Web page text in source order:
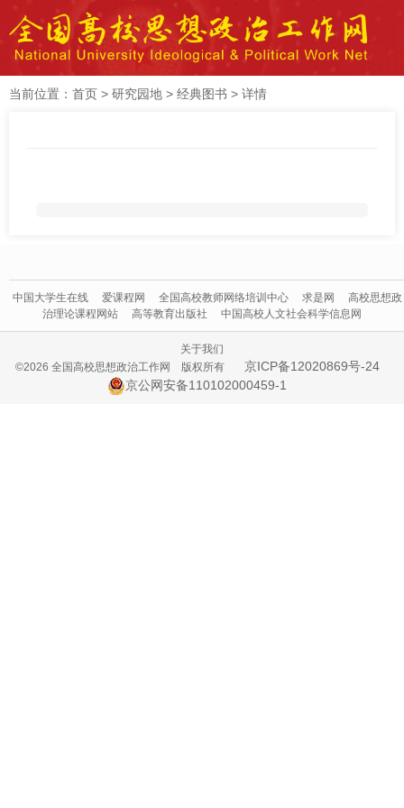
当前位置： 首页 > 研究园地 > 经典图书 > 详情
中国大学生在线 爱课程网 全国高校教师网络培训中心 求是网
高校思想政
治理论课程网站
高等教育出版社 中国高校人文社会科学信息网
关于我们
©2026 全国高校思想政治工作网 版权所有
京ICP备12020869号-24
京公网安备110102000459-1